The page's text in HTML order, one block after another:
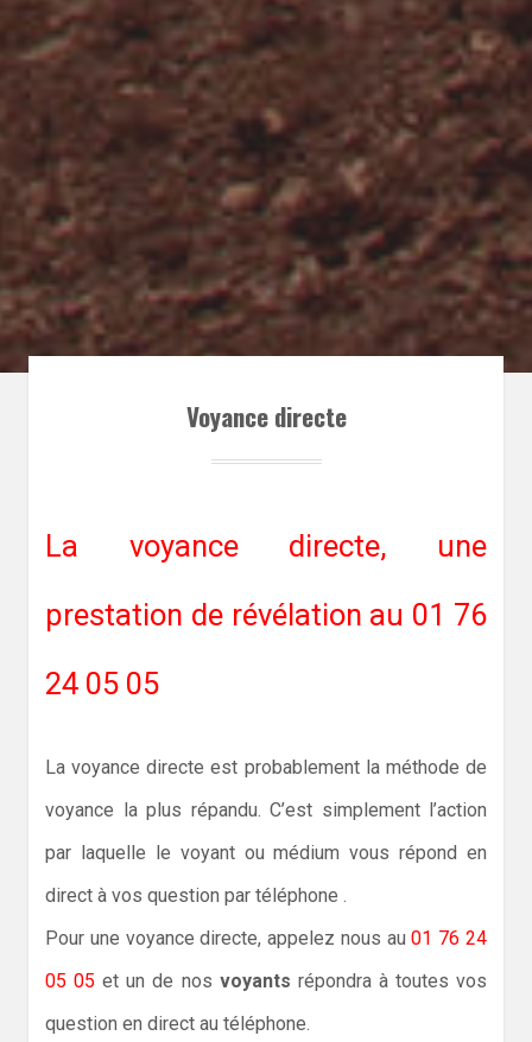
Voyance directe
La voyance directe, une
prestation de révélation au 01 76
24 05 05
La voyance directe est probablement la méthode de
voyance la plus répandu. C’est simplement l’action
par laquelle le voyant ou médium vous répond en
direct à vos question par téléphone .
Pour une voyance directe, appelez nous au01 76 24
05 05 et un de nos voyants répondra à toutes vos
question en direct au téléphone.